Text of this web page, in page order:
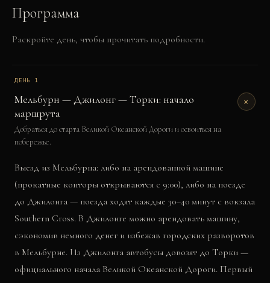
Программа
Раскройте день, чтобы прочитать подробности.
ДЕНЬ 1
Мельбурн — Джилонг — Торки: начало
маршрута
Добраться до старта Великой Океанской Дороги и освоиться на
побережье.
+
Выезд из Мельбурна: либо на арендованной машине
(прокатные конторы открываются с 9:00), либо на поезде
до Джилонга — поезда ходят каждые 30–40 минут с вокзала
Southern Cross. В Джилонге можно арендовать машину,
сэкономив немного денег и избежав городских разворотов
в Мельбурне. Из Джилонга автобусы довозят до Торки —
официального начала Великой Океанской Дороги. Первый